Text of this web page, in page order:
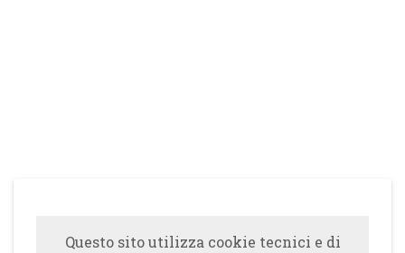
Questo sito utilizza cookie tecnici e di